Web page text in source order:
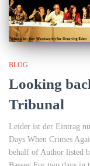
BLOG
Looking
Tribunal
Leider ist der Eintrag
Days When Crimes
behalf of Author listed